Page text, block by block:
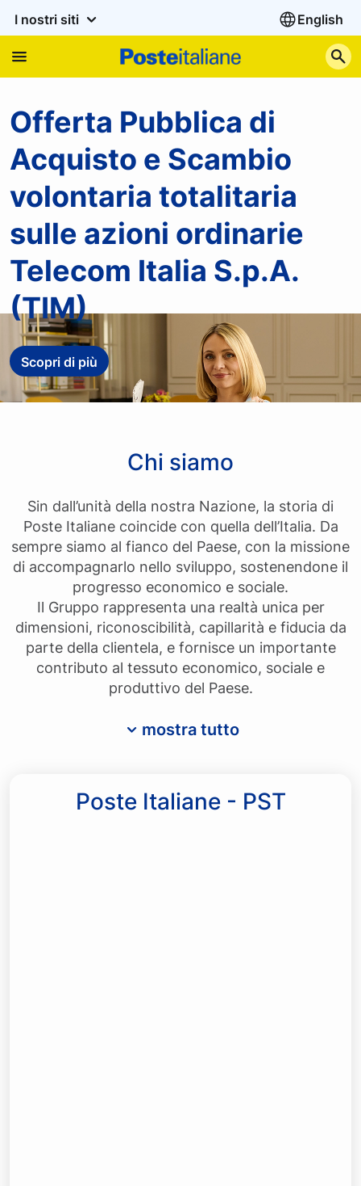
I nostri siti English
Offerta Pubblica di
Acquisto e Scambio
volontaria totalitaria
sulle azioni ordinarie
Telecom Italia S.p.A.
(TIM)
Scopri di più
Chi siamo
Sin dall’unità della nostra Nazione, la storia di
Poste Italiane coincide con quella dell’Italia. Da
sempre siamo al fianco del Paese, con la missione
di accompagnarlo nello sviluppo, sostenendone il
progresso economico e sociale.
Il Gruppo rappresenta una realtà unica per
dimensioni, riconoscibilità, capillarità e fiducia da
parte della clientela, e fornisce un importante
contributo al tessuto economico, sociale e
produttivo del Paese.
mostra tutto
Poste Italiane - PST